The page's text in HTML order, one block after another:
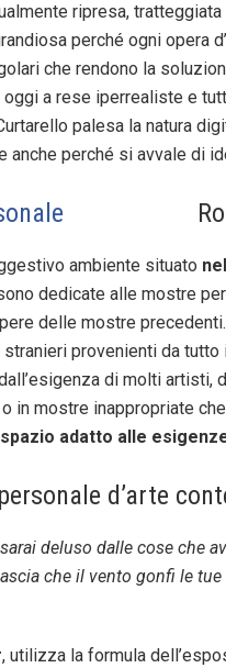
ripresa, tratteggiata
perché ogni opera
che rendono la
a rese iperrealiste e
palesa la natura
anche perché si avvale di
ambiente situato
dedicate alle mostre
delle mostre
provenienti da
dall’esigenza di molti
in mostre inappropriate
adatto alle
d’arte
sarai deluso dalle cose che
che il vento gonfi le tue
, utilizza la formula